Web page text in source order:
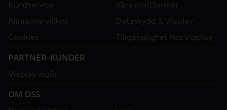
Kundservice
Våra plattformar
Allmänna villkor
Dataskydd & Viaplay
Cookies
Tillgänglighet hos Viaplay
PARTNER-KUNDER
Viaplay ingår
OM OSS